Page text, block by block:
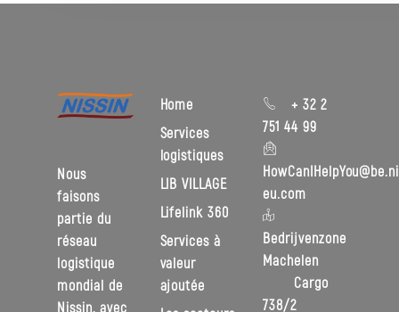
Nous
faisons
partie du
réseau
logistique
mondial de
Nissin, avec
Home
Services
logistiques
LIB VILLAGE
Lifelink 360
Services à
valeur
ajoutée
+ 32 2
751 44 99
eu.com
Bedrijvenzone
Machelen
Cargo
738/2